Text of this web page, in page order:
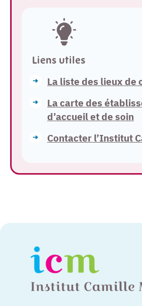
Liens utiles
La liste des lieux de
La carte des
d’accueil et de soin
Contacter l’Institut